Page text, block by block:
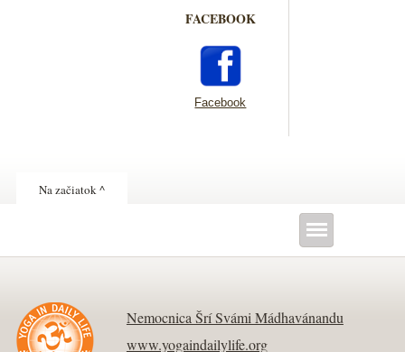
FACEBOOK
Facebook
Na začiatok ^
Nemocnica Šrí Svámi Mádhavánandu
www.yogaindailylife.org